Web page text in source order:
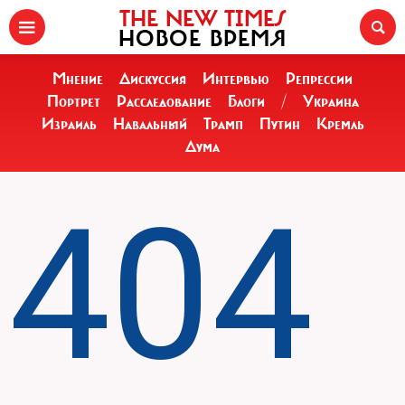
THE NEW TIMES
НОВОЕ ВРЕМЯ
Мнение Дискуссия Интервью
Репрессии
Портрет
Расследование Блоги /
Украина
Израиль
Навальный Трамп Путин
Кремль
Дума
404